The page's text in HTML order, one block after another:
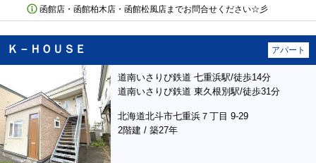
函館店・函館柏木店・函館松風店までお問合せください☆彡
Ｋ－ＨＯＵＳＥ アパート
道南いさりび鉄道 七重浜駅/徒歩14分
道南いさりび鉄道 東久根別駅/徒歩31分
北海道北斗市七重浜７丁目 9-29
2階建 / 築27年